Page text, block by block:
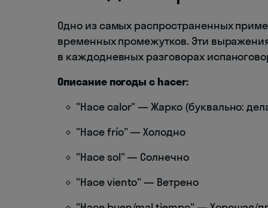
Одно из самых распространенных
временных промежутков. Эти
в каждодневных разговорах
Описание погоды с hacer:
"Hace calor" — Жарко (буквально:
"Hace frío" — Холодно
"Hace sol" — Солнечно
"Hace viento" — Ветрено